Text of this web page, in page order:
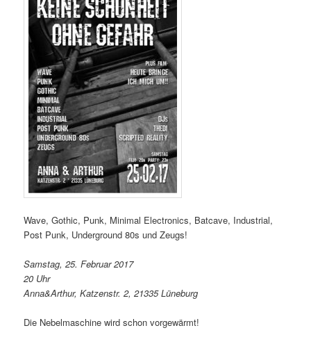
Wave, Gothic, Punk, Minimal Electronics, Batcave, Industrial,
Post Punk, Underground 80s und Zeugs!
Samstag, 25. Februar 2017
20 Uhr
Anna&Arthur, Katzenstr. 2, 21335 Lüneburg
Die Nebelmaschine wird schon vorgewärmt!